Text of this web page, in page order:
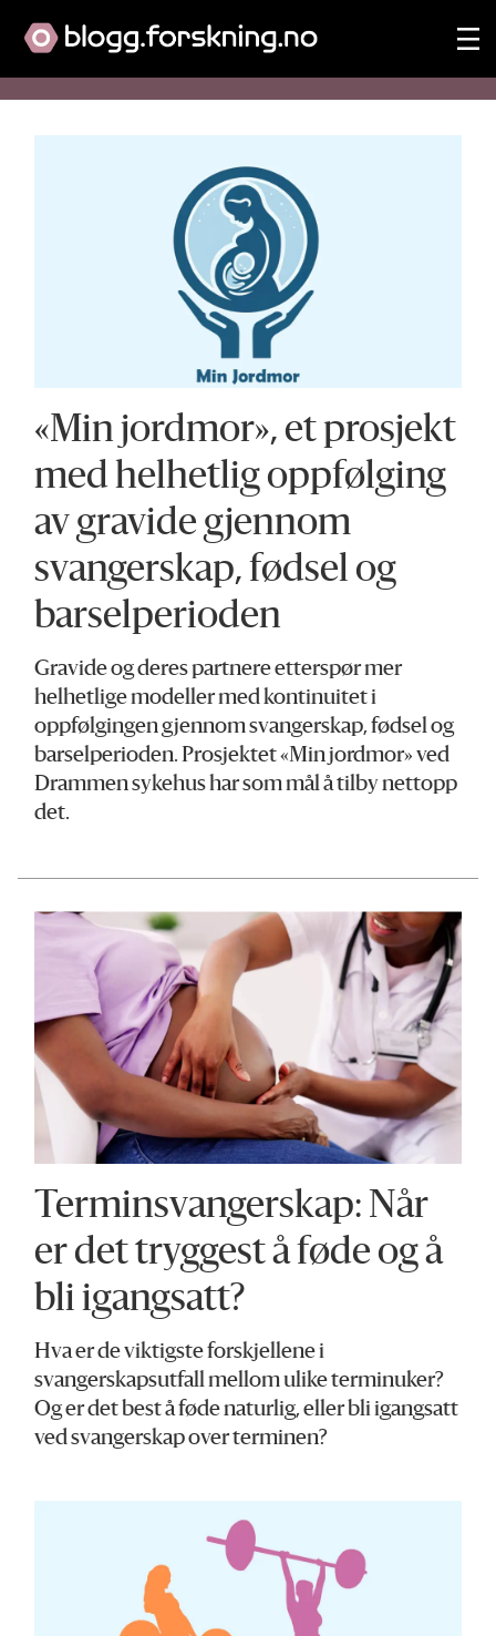
Tag:
svangerskap
«Min jordmor», et prosjekt
med helhetlig oppfølging
av gravide gjennom
svangerskap, fødsel og
barselperioden
Gravide og deres partnere etterspør mer
helhetlige modeller med kontinuitet i
oppfølgingen gjennom svangerskap, fødsel og
barselperioden. Prosjektet «Min jordmor» ved
Drammen sykehus har som mål å tilby nettopp
det.
Terminsvangerskap: Når
er det tryggest å føde og å
bli igangsatt?
Hva er de viktigste forskjellene i
svangerskapsutfall mellom ulike terminuker?
Og er det best å føde naturlig, eller bli igangsatt
ved svangerskap over terminen?